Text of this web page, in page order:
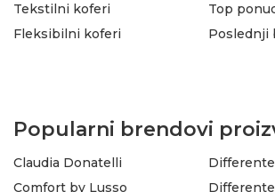
Tekstilni koferi
Fleksibilni koferi
Top
Poslednji
Popularni brendovi
Claudia Donatelli
Comfort by Lusso